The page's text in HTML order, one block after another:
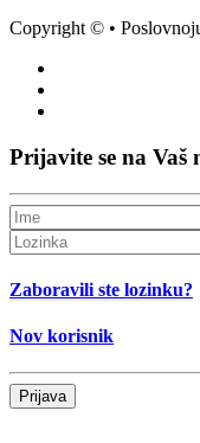
Copyright © •
Prijavite se na Vaš
Zaboravili ste lozinku?
Nov korisnik